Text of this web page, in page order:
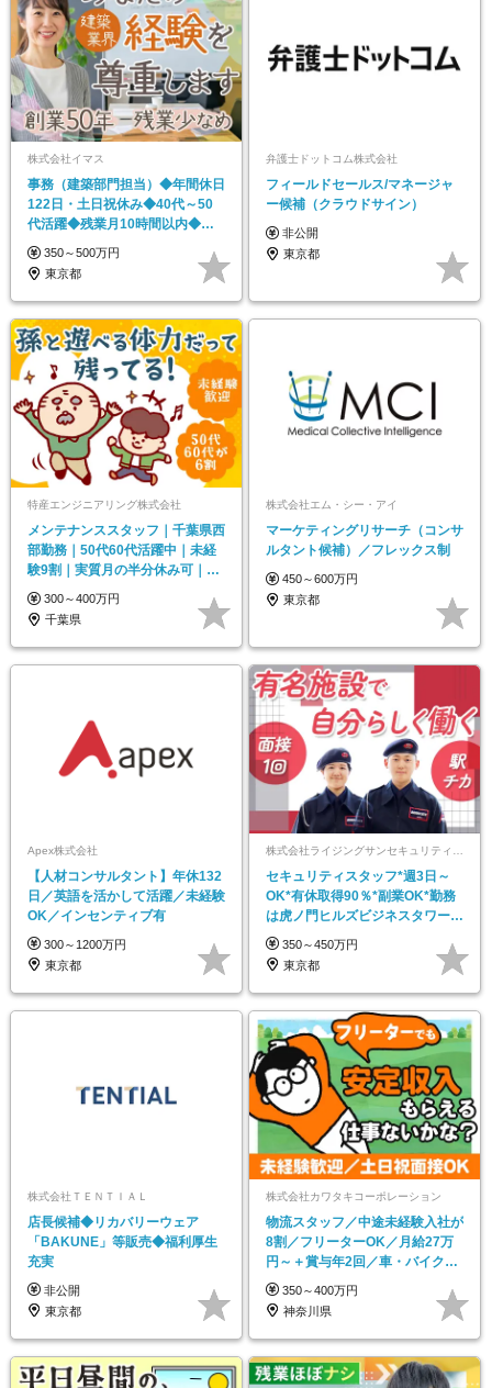
株式会社イマス
事務（建築部門担当）◆年間休日
122日・土日祝休み◆40代～50
代活躍◆残業月10時間以内◆時
短勤務相談可
350～500万円
東京都
弁護士ドットコム株式会社
フィールドセールス/マネージャ
ー候補（クラウドサイン）
非公開
東京都
特産エンジニアリング株式会社
メンテナンススタッフ｜千葉県西
部勤務｜50代60代活躍中｜未経
験9割｜実質月の半分休み可｜残
業月5h｜車通勤可
300～400万円
千葉県
株式会社エム・シー・アイ
マーケティングリサーチ（コンサ
ルタント候補）／フレックス制
450～600万円
東京都
Apex株式会社
【人材コンサルタント】年休132
日／英語を活かして活躍／未経験
OK／インセンティブ有
300～1200万円
東京都
セキュリティスタッフ*週3日～
OK*有休取得90％*副業OK*勤務
は虎ノ門ヒルズビジネスタワーな
ど
350～450万円
東京都
株式会社ＴＥＮＴＩＡＬ
店長候補◆リカバリーウェア
「BAKUNE」等販売◆福利厚生
充実
非公開
東京都
株式会社カワタキコーポレーション
物流スタッフ／中途未経験入社が
8割／フリーターOK／月給27万
円～＋賞与年2回／車・バイク通
勤OK
350～400万円
神奈川県